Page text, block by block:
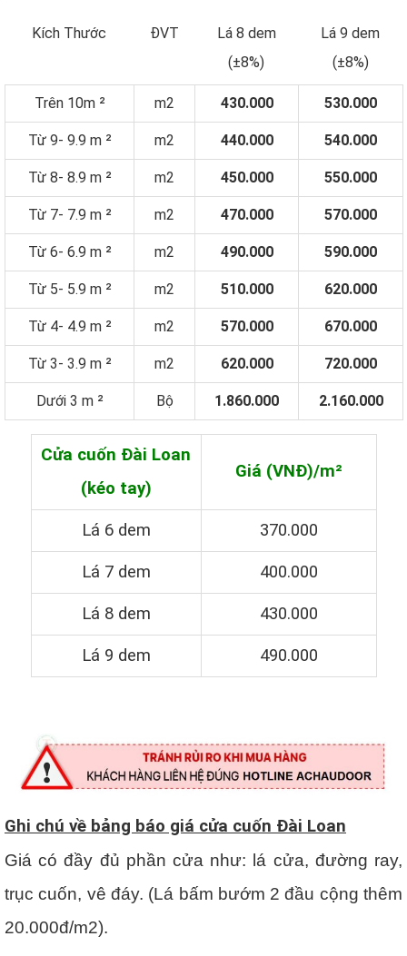
Kích Thước ĐVT
Lá 8 dem
(±8%)
Lá 9 dem
(±8%)
Trên 10m ² m2 430.000 530.000
Từ 9- 9.9 m ² m2 440.000 540.000
Từ 8- 8.9 m ² m2 450.000 550.000
Từ 7- 7.9 m ² m2 470.000 570.000
Từ 6- 6.9 m ² m2 490.000 590.000
Từ 5- 5.9 m ² m2 510.000 620.000
Từ 4- 4.9 m ² m2 570.000 670.000
Từ 3- 3.9 m ² m2 620.000 720.000
Dưới 3 m ² Bộ 1.860.000 2.160.000
Cửa cuốn Đài Loan
(kéo tay)
Giá (VNĐ)/m²
Lá 6 dem 370.000
Lá 7 dem 400.000
Lá 8 dem 430.000
Lá 9 dem 490.000
Ghi chú về bảng báo giá cửa cuốn Đài Loan
Giá có đầy đủ phần cửa như: lá cửa, đường ray,
trục cuốn, vê đáy. (Lá bấm bướm 2 đầu cộng thêm
20.000đ/m2).